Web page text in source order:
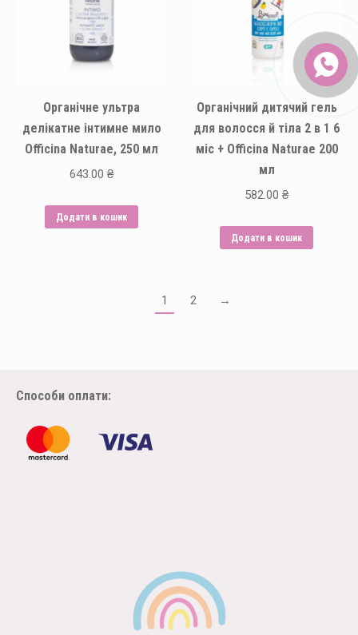
Органічне ультра
делікатне інтимне мило
Officina Naturae, 250 мл
643.00 ₴
Додати в кошик
Органічний дитячий гель
для волосся й тіла 2 в 1 6
міс + Officina Naturae 200
мл
582.00 ₴
Додати в кошик
1 2 →
Способи оплати: